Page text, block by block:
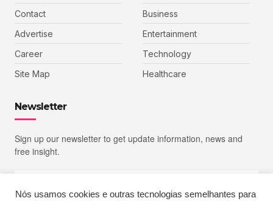
Contact
Advertise
Career
Site Map
Business
Entertainment
Technology
Healthcare
Newsletter
Sign up our newsletter to get update information, news and
free insight.
Nós usamos cookies e outras tecnologias semelhantes para